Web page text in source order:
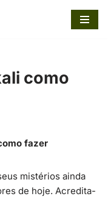
como
fazer
mistérios ainda
de hoje. Acredita-